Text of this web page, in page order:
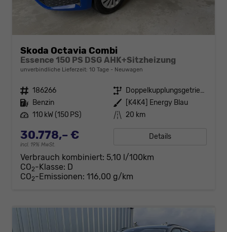
Skoda Octavia Combi
Essence 150 PS DSG AHK+Sitzheizung
unverbindliche Lieferzeit: 10 Tage Neuwagen
Fahrzeugnr. 186266 Getriebe
Doppelkupplungsgetriebe (DSG)
Kraftstoff Benzin Außenfarbe
[K4K4] Energy Blau
Leistung 110 kW (150 PS) Kilometerstand 20 km
30.778,– €
incl. 19% MwSt.
Details
Verbrauch kombiniert: 5,10 l/100km
CO2-Klasse: D
CO2-Emissionen: 116,00 g/km